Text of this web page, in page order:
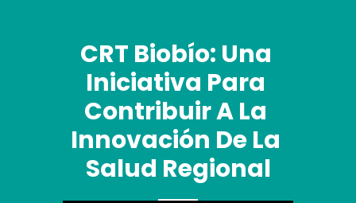
CRT Biobío: Una
Iniciativa Para
Contribuir A La
Innovación De La
Salud Regional